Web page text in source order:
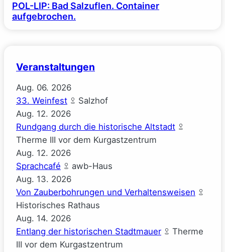
POL-LIP: Bad Salzuflen. Container
aufgebrochen.
Veranstaltungen
Aug. 06. 2026
33. Weinfest
Salzhof
Aug. 12. 2026
Rundgang durch die historische Altstadt
Therme III vor dem Kurgastzentrum
Aug. 12. 2026
Sprachcafé
awb-Haus
Aug. 13. 2026
Von Zauberbohrungen und Verhaltensweisen
Historisches Rathaus
Aug. 14. 2026
Entlang der historischen Stadtmauer
Therme
III vor dem Kurgastzentrum